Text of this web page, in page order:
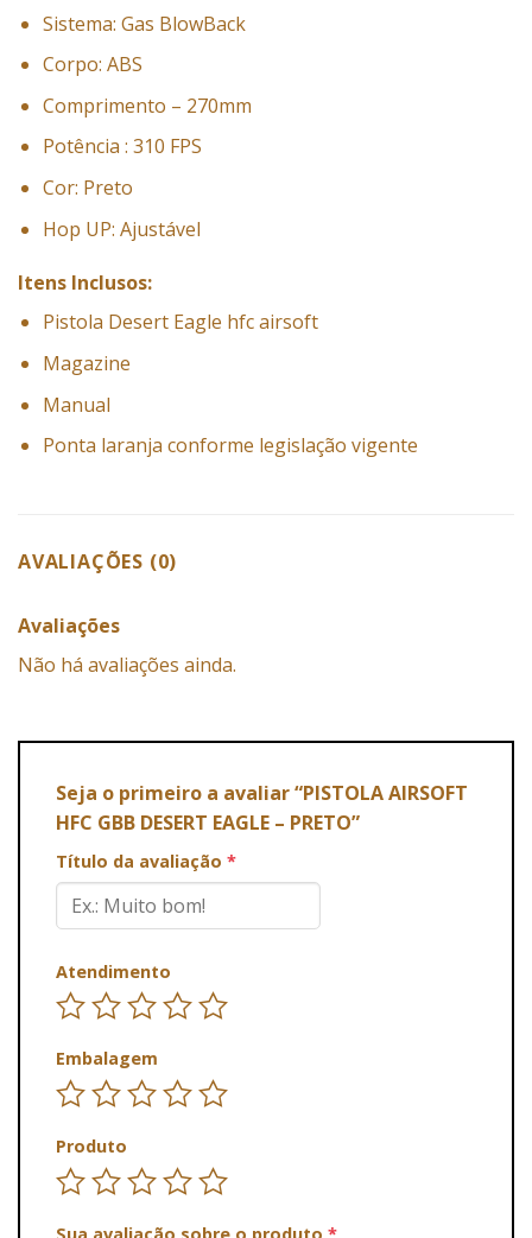
Sistema: Gas BlowBack
Corpo: ABS
Comprimento – 270mm
Potência : 310 FPS
Cor: Preto
Hop UP: Ajustável
Itens Inclusos:
Pistola Desert Eagle hfc airsoft
Magazine
Manual
Ponta laranja conforme legislação vigente
AVALIAÇÕES (0)
Avaliações
Não há avaliações ainda.
Seja o primeiro a avaliar “PISTOLA AIRSOFT
HFC GBB DESERT EAGLE – PRETO”
Título da avaliação *
Atendimento
Embalagem
Produto